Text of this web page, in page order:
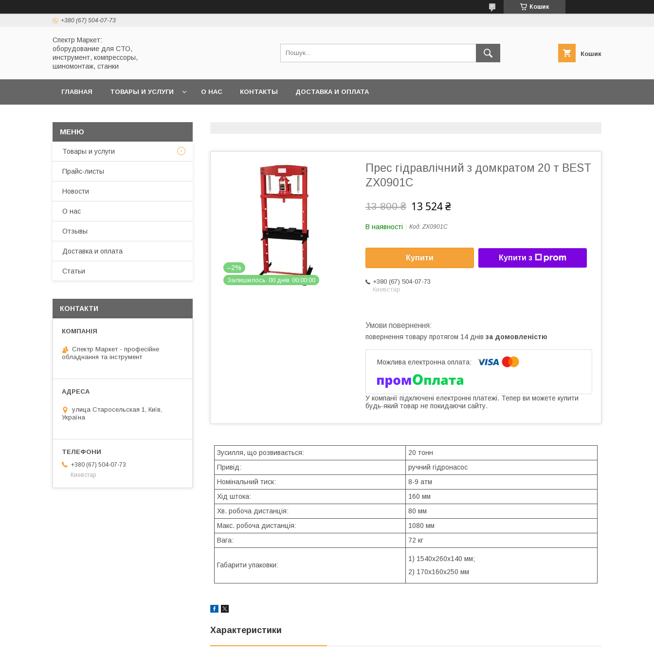
Кошик
+380 (67) 504-07-73
Спектр Маркет:
оборудование для СТО,
инструмент, компрессоры,
шиномонтаж, станки
Кошик
ГЛАВНАЯ ТОВАРЫ И УСЛУГИ О НАС КОНТАКТЫ ДОСТАВКА И ОПЛАТА
–2%
Залишилось 00 днів 00 00 00
Прес гідравлічний з домкратом 20 т BEST
ZX0901C
13 800 ₴ 13 524 ₴
В наявності Код: ZX0901C
Купити Купити з
+380 (67) 504-07-73
Киевстар
повернення товару протягом 14 днів за домовленістю
У компанії підключені електронні платежі. Тепер ви можете купити
будь-який товар не покидаючи сайту.
Зусилля, що розвивається:
20 тонн
Привід:
ручний гідронасос
Номінальний тиск:
8-9 атм
Хід штока:
160 мм
Хв. робоча дистанція:
80 мм
Макс. робоча дистанція:
1080 мм
Вага:
72 кг
Габарити упаковки:
1) 1540х260х140 мм;
2) 170x160x250 мм
Характеристики
Товары и услуги
Прайс-листы
Новости
О нас
Отзывы
Доставка и оплата
Статьи
КОНТАКТИ
Спектр Маркет - професійне
обладнання та інструмент
улица Старосельская 1, Київ,
Україна
+380 (67) 504-07-73
Киевстар